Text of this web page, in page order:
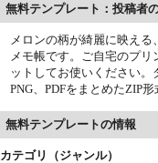
無料テンプレート：投稿者
メロンの柄が綺麗に映え
メモ帳です。ご自宅のプ
ットしてお使いください。
PNG、PDFをまとめたZIP形
無料テンプレートの情報
カテゴリ（ジャンル）